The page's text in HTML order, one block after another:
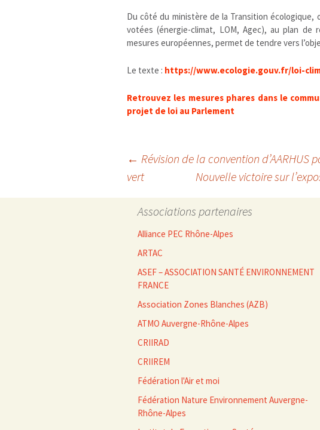
Du côté du ministère de la Transition
votées (énergie-climat, LOM, Agec), au plan de
mesures européennes, permet de tendre vers
Le texte : https://www.ecologie.gouv.fr/loi-
Retrouvez les mesures phares dans le
projet de loi au Parlement
Navigation
des
← Révision de la convention d’AARHUS
vert
Nouvelle victoire sur
Associations partenaires
Alliance PEC Rhône-Alpes
ARTAC
ASEF – ASSOCIATION SANTÉ ENVIRONNEMENT
FRANCE
Association Zones Blanches (AZB)
ATMO Auvergne-Rhône-Alpes
CRIIRAD
CRIIREM
Fédération l'Air et moi
Fédération Nature Environnement Auvergne-
Rhône-Alpes